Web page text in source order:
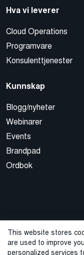
This website stores
are used to improve
personalized services
Hva vi leverer
Cloud Operations
Programvare
Konsulenttjenester
Kunnskap
Blogg/nyheter
Webinarer
Events
Brandpad
Ordbok